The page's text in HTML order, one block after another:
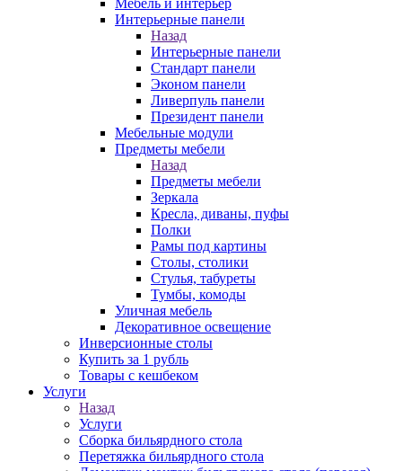
Мебель и интерьер
Интерьерные панели
Назад
Интерьерные панели
Стандарт панели
Эконом панели
Ливерпуль панели
Президент панели
Мебельные модули
Предметы мебели
Назад
Предметы мебели
Зеркала
Кресла, диваны, пуфы
Полки
Рамы под картины
Столы, столики
Стулья, табуреты
Тумбы, комоды
Уличная мебель
Декоративное освещение
Инверсионные столы
Купить за 1 рубль
Товары с кешбеком
Услуги
Назад
Услуги
Сборка бильярдного стола
Перетяжка бильярдного стола